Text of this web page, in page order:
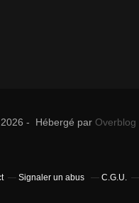
- Hébergé par Overblog
Signaler un abus C.G.U.